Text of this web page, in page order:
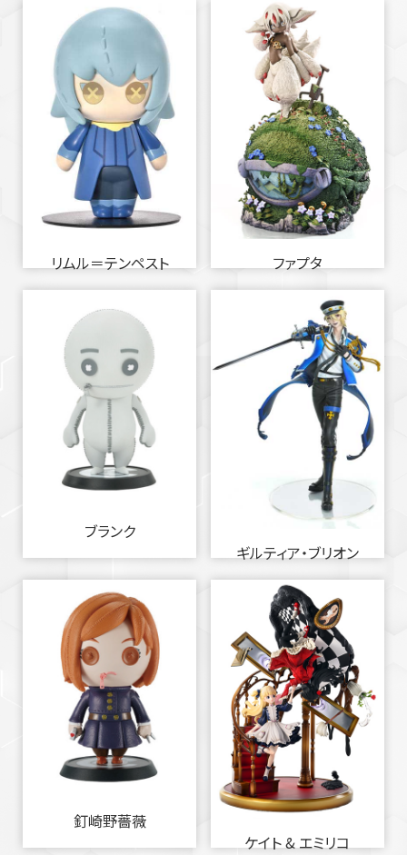
リムル＝テンペスト ファプタ
ブランク
ギルティア・ブリオン
釘崎野薔薇
ケイト & エミリコ